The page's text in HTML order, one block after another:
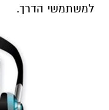
למשתמשי הדרך.